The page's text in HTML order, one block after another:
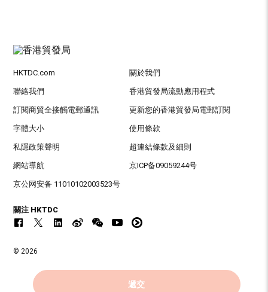
遞交
HKTDC.com 關於我們
聯絡我們 香港貿發局流動應用程式
訂閱商貿全接觸電郵通訊 更新您的香港貿發局電郵訂閱
字體大小 使用條款
私隱政策聲明 超連結條款及細則
網站導航 京ICP备09059244号
京公网安备 11010102003523号
關注 HKTDC
© 2026